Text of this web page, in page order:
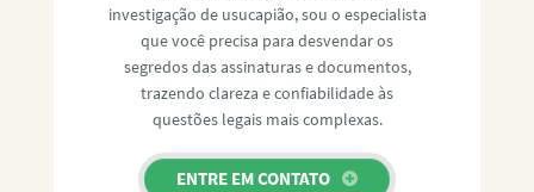
investigação de usucapião, sou o especialista
que você precisa para desvendar os
segredos das assinaturas e documentos,
trazendo clareza e confiabilidade às
questões legais mais complexas.
ENTRE EM CONTATO